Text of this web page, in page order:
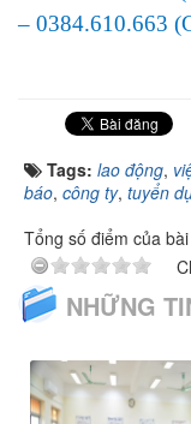
– 0384.610.663
Tags: lao động,
báo, công ty, tuyển
Tổng số điểm của
NHỮNG